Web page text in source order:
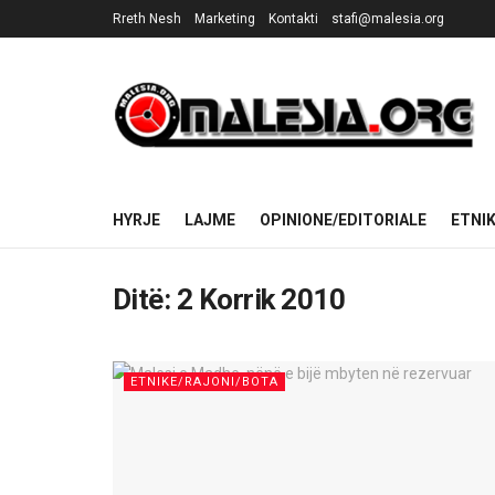
Rreth Nesh Marketing Kontakti stafi@malesia.org
HYRJE LAJME OPINIONE/EDITORIALE
Ditë: 2 Korrik 2010
ETNIKE/RAJONI/BOTA